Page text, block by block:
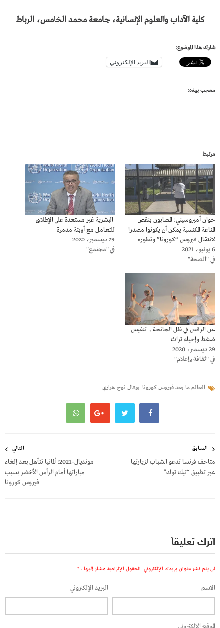
كلية الآداب والعلوم الإنسانية، جامعة محمد الخامس، الرباط
شارك هذا الموضوع:
البريد الإلكتروني
معجب بهذه:
مرتبط
خوان أمبروسيني: المصابون بنقص
المناعة المكتسبة يمكن أن يكونوا مصدرا
لانتقال فيروس “كورونا” وتطوره
6 يونيو، 2021
في "الصحة"
البشرية غير مستعدة على الإطلاق
للتعامل مع أوبئة مدمرة
29 ديسمبر، 2020
في "مجتمع"
عن الرقص في ظل الجائحة .. تنفيس
ضغط وإحياء تراث
29 ديسمبر، 2020
في "ثقافة وإعلام"
العالم ما بعد فيروس كورونا يوفال نوح هراري
المقالات
السابق
متاحف فرنسا تدعو الشباب لزيارتها
عبر تطبيق “تيك توك”
التالي
مونديال-2021: ألمانيا تتأهل بعد إلغاء
مباراتها أمام الرأس الأخضر بسبب
فيروس كورونا
اترك تعليقاً
لن يتم نشر عنوان بريدك الإلكتروني. الحقول الإلزامية مشار إليها بـ *
الاسم البريد الإلكتروني